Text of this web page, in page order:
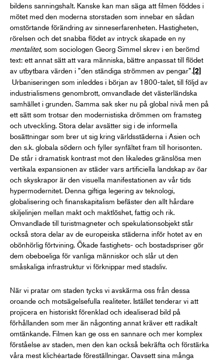
bildens sanningshalt. Kanske kan man säga att filmen föddes i
mötet med den moderna storstaden som innebar en sådan
omstörtande förändring av sinneserfarenheten. Hastigheten,
rörelsen och det snabba flödet av intryck skapade en ny
mentalitet, som sociologen Georg Simmel skrev i en berömd
text: ett annat sätt att vara människa, bättre anpassat till flödet
av utbytbara värden i ”den ständiga strömmen av pengar”.[2]
Urbaniseringen som inleddes i början av 1800-talet, till följd av
industrialismens genombrott, omvandlade det västerländska
samhället i grunden. Samma sak sker nu på global nivå men på
ett sätt som trotsar den modernistiska drömmen om framsteg
och utveckling. Stora delar avsätter sig i de informella
bosättningar som brer ut sig kring världsstäderna i Asien och
den s.k. globala södern och fyller synfältet fram till horisonten.
De står i dramatisk kontrast mot den likaledes gränslösa men
vertikala expansionen av städer vars artificiella landskap av öar
och skyskrapor är den visuella manifestationen av vår tids
hypermodernitet. Denna giftiga legering av teknologi,
globalisering och finanskapitalism befäster den allt hårdare
skiljelinjen mellan makt och maktlöshet, fattig och rik.
Omvandlade till turistmagneter och spekulationsobjekt står
också stora delar av de europeiska städerna inför hotet av en
obönhörlig förtvining. Ökade fastighets- och bostadspriser gör
dem obeboeliga för vanliga människor och slår ut den
småskaliga infrastruktur vi förknippar med stadsliv.
När vi pratar om staden tycks vi avskärma oss från dessa
oroande och motsägelsefulla realiteter. Istället tenderar vi att
projicera en historiskt förenklad och idealiserad bild på
förhållanden som mer än någonting annat kräver ett radikalt
omtänkande. Filmen kan ge oss en sannare och mer komplex
förståelse av staden, men den kan också bekräfta och förstärka
våra mest klichéartade föreställningar. Oavsett sina många